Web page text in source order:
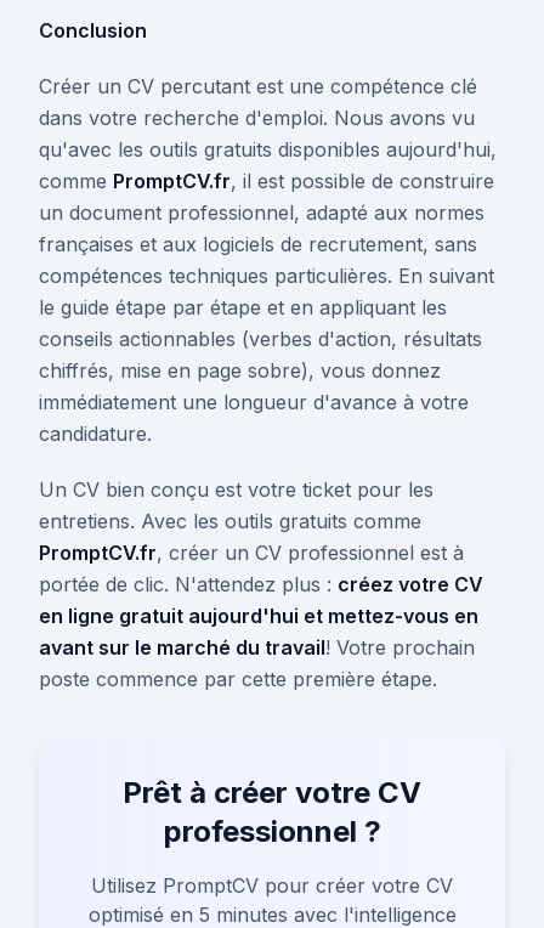
Conclusion
Créer un CV percutant est une compétence clé
dans votre recherche d'emploi. Nous avons vu
qu'avec les outils gratuits disponibles aujourd'hui,
comme PromptCV.fr, il est possible de construire
un document professionnel, adapté aux normes
françaises et aux logiciels de recrutement, sans
compétences techniques particulières. En suivant
le guide étape par étape et en appliquant les
conseils actionnables (verbes d'action, résultats
chiffrés, mise en page sobre), vous donnez
immédiatement une longueur d'avance à votre
candidature.
Un CV bien conçu est votre ticket pour les
entretiens. Avec les outils gratuits comme
PromptCV.fr, créer un CV professionnel est à
portée de clic. N'attendez plus : créez votre CV
en ligne gratuit aujourd'hui et mettez-vous en
avant sur le marché du travail! Votre prochain
poste commence par cette première étape.
Prêt à créer votre CV
professionnel ?
Utilisez PromptCV pour créer votre CV
optimisé en 5 minutes avec l'intelligence